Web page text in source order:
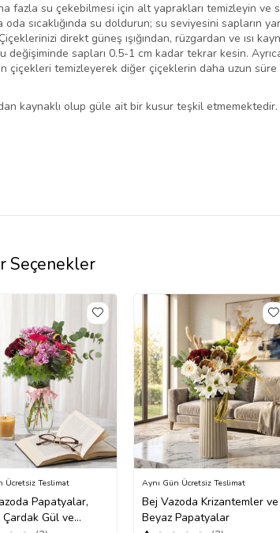
fazla su çekebilmesi için alt yaprakları temizleyin ve
sıcaklığında su doldurun; su seviyesini sapların
direkt güneş ışığından, rüzgardan ve ısı
sapları 0.5-1 cm kadar tekrar kesin.
çiçekleri temizleyerek diğer çiçeklerin daha uzun süre
kaynaklı olup güle ait bir kusur teşkil etmemektedir.
Seçenekler
Papatyalar,
Çardak Gül ve
Ücretsiz Teslimat
Bej Vazoda Krizantemler ve
Beyaz Papatyalar
Aynı Gün Ücretsiz Teslimat